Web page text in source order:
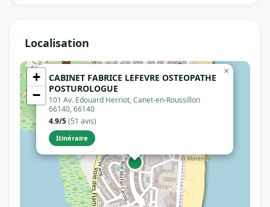
Localisation
CABINET FABRICE LEFEVRE OSTEOPATHE
POSTUROLOGUE
101 Av. Edouard Herriot, Canet-en-Roussillon
66140, 66140
4.9/5(51 avis)
Itinéraire
×
+
−